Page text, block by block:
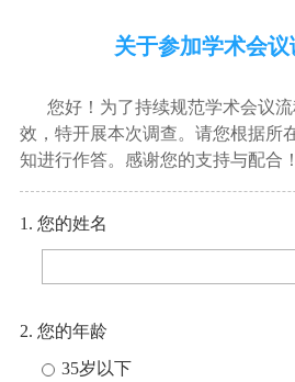
关于参加学术会
您好！为了持续规范学术会议
效，特开展本次调查。请您根据所
知进行作答。感谢您的支持与配合！
1. 您的姓名
2. 您的年龄
35岁以下